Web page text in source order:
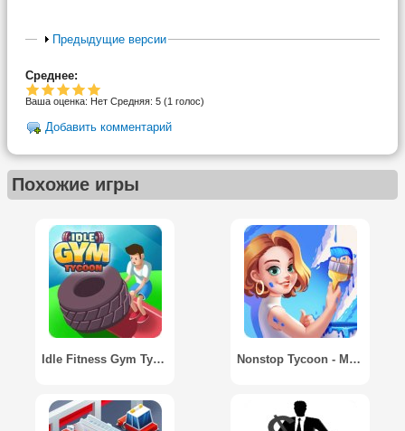
Предыдущие версии
Среднее:
Ваша оценка: Нет Средняя: 5 (1 голос)
Добавить комментарий
Похожие игры
Idle Fitness Gym Tycoon - Game Nonstop Tycoon - Match 3 to get rich